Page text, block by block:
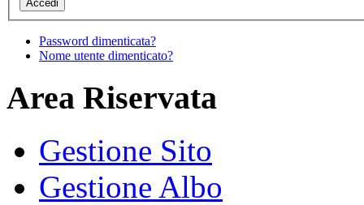
Password dimenticata?
Nome utente dimenticato?
Area Riservata
Gestione Sito
Gestione Albo